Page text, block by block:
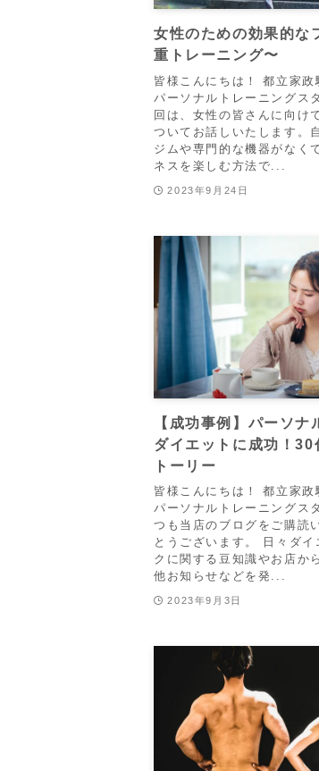
女性のための効果的な
重トレーニング〜
皆様こんにちは！ 都立家政
パーソナルトレーニングス
回は、女性の皆さんに向け
ついてお話しいたします。
ジムや専門的な機器がなく
ネスを楽しむ方法で...
2023年9月24日
【成功事例】パーソ
ダイエットに成功！30
トーリー
皆様こんにちは！ 都立家政
パーソナルトレーニングス
つも当店のブログをご購読
とうございます。 日々ダイ
クに関する豆知識やお店か
他お知らせなどを発...
2023年9月3日